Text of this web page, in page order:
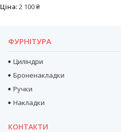
Ціна:2 100 ₴
ФУРНІТУРА
Циліндри
Броненакладки
Ручки
Накладки